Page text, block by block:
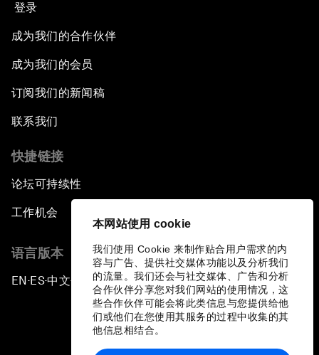
本网站使用 cookie
我们使用 Cookie 来制作贴合用户需求的内
容与广告、提供社交媒体功能以及分析我们
的流量。我们还会与社交媒体、广告和分析
合作伙伴分享您对我们网站的使用情况，这
些合作伙伴可能会将此类信息与您提供给他
们或他们在您使用其服务的过程中收集的其
他信息相结合。
登录
成为我们的合作伙伴
成为我们的会员
订阅我们的新闻稿
联系我们
快捷链接
论坛可持续性
工作机会
语言版本
EN ▪ ES▪中文▪ 日本語